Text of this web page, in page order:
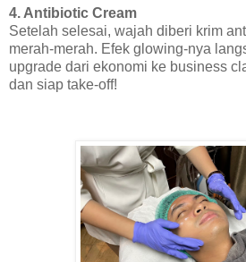
4. Antibiotic Cream
Setelah selesai, wajah diberi krim
merah-merah. Efek glowing-nya
upgrade dari ekonomi ke business
dan siap take-off!